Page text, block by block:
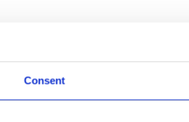
Consent